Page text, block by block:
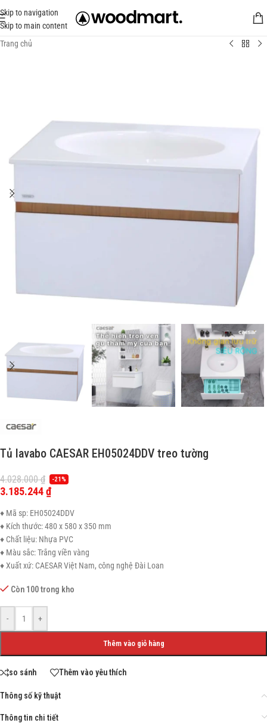
Skip to navigation
Skip to main content
Trang chủ
Tủ lavabo CAESAR EH05024DDV treo tường
4.028.000₫ -21%
3.185.244₫
♦ Mã sp: EH05024DDV
♦ Kích thước: 480 x 580 x 350 mm
♦ Chất liệu: Nhựa PVC
♦ Màu sắc: Trắng viền vàng
♦ Xuất xứ: CAESAR Việt Nam, công nghệ Đài Loan
Còn 100 trong kho
- +
Thêm vào giỏ hàng
so sánh Thêm vào yêu thích
Thông số kỹ thuật
Thông tin chi tiết